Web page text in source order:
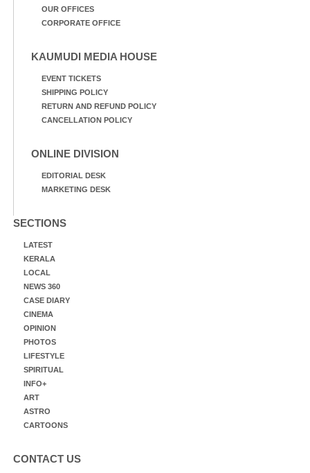
OUR OFFICES
CORPORATE OFFICE
KAUMUDI MEDIA HOUSE
EVENT TICKETS
SHIPPING POLICY
RETURN AND REFUND POLICY
CANCELLATION POLICY
ONLINE DIVISION
EDITORIAL DESK
MARKETING DESK
SECTIONS
LATEST
KERALA
LOCAL
NEWS 360
CASE DIARY
CINEMA
OPINION
PHOTOS
LIFESTYLE
SPIRITUAL
INFO+
ART
ASTRO
CARTOONS
CONTACT US